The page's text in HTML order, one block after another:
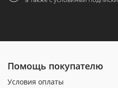
Помощь покупателю
Условия оплаты